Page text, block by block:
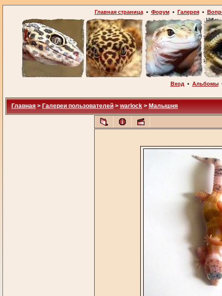
Главная страница• Форум• Галерея•
Вход • Альбомы
Главная > Галереи пользователей > warlock > Малышня